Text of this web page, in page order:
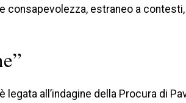
consapevolezza, estraneo a
all’indagine della Procura di